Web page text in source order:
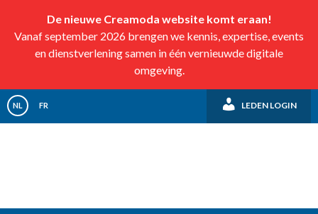
De nieuwe Creamoda website komt eraan!
Vanaf september 2026 brengen we kennis, expertise, events
en dienstverlening samen in één vernieuwde digitale
omgeving.
NL FR LEDEN LOGIN